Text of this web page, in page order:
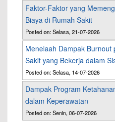
Faktor-Faktor yang
Biaya di Rumah Sakit
Posted on: Selasa, 21-07-2026
Menelaah Dampak Burnout
Sakit yang Bekerja dalam
Posted on: Selasa, 14-07-2026
Dampak Program
dalam Keperawatan
Posted on: Senin, 06-07-2026